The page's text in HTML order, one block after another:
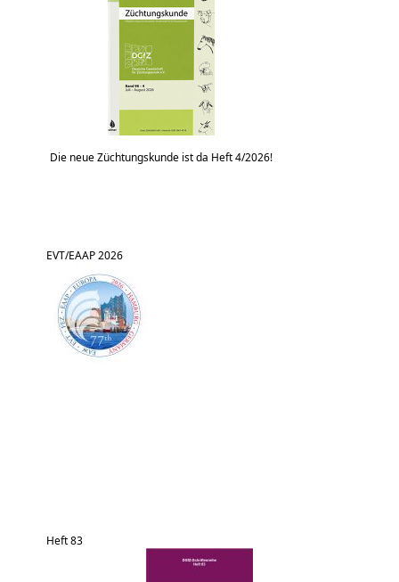
Die neue Züchtungskunde ist da Heft 4/2026!
EVT/EAAP 2026
Heft 83